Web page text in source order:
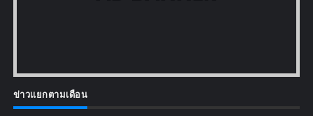
ข่าวแยกตามเดือน